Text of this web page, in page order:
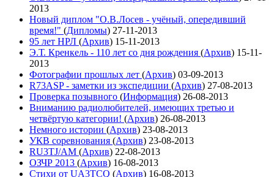
2013
Новый диплом "О.В.Лосев - учёный, опередивший
время!" (Дипломы) 27-11-2013
95 лет НРЛ (Архив) 15-11-2013
Э.Т. Кренкель - 110 лет со дня рождения (Архив) 15-11-
2013
Фотографии прошлых лет (Архив) 03-09-2013
R73ASP - заметки из экспедиции (Архив) 27-08-2013
Проверка позывного (Информация) 26-08-2013
Вниманию радиолюбителей, имеющих третью и
четвёртую категории! (Архив) 26-08-2013
Немного истории (Архив) 23-08-2013
УКВ соревнования (Архив) 23-08-2013
RU3TJ/AM (Архив) 22-08-2013
ОЗЧР 2013 (Архив) 16-08-2013
Стихи от UA3TCQ (Архив) 16-08-2013